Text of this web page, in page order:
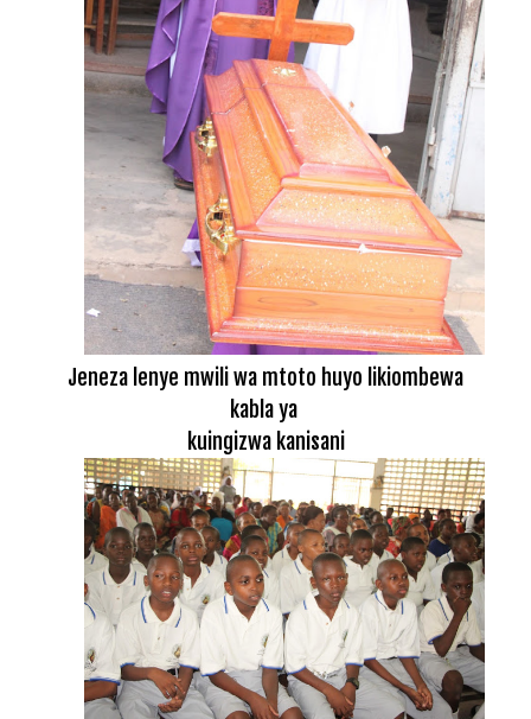
Jeneza lenye mwili wa mtoto huyo likiombewa
kabla ya
kuingizwa kanisani